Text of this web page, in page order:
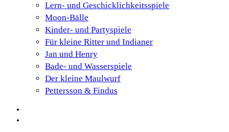
Lern- und Geschicklichkeitsspiele
Moon-Bälle
Kinder- und Partyspiele
Für kleine Ritter und Indianer
Jan und Henry
Bade- und Wasserspiele
Der kleine Maulwurf
Pettersson & Findus